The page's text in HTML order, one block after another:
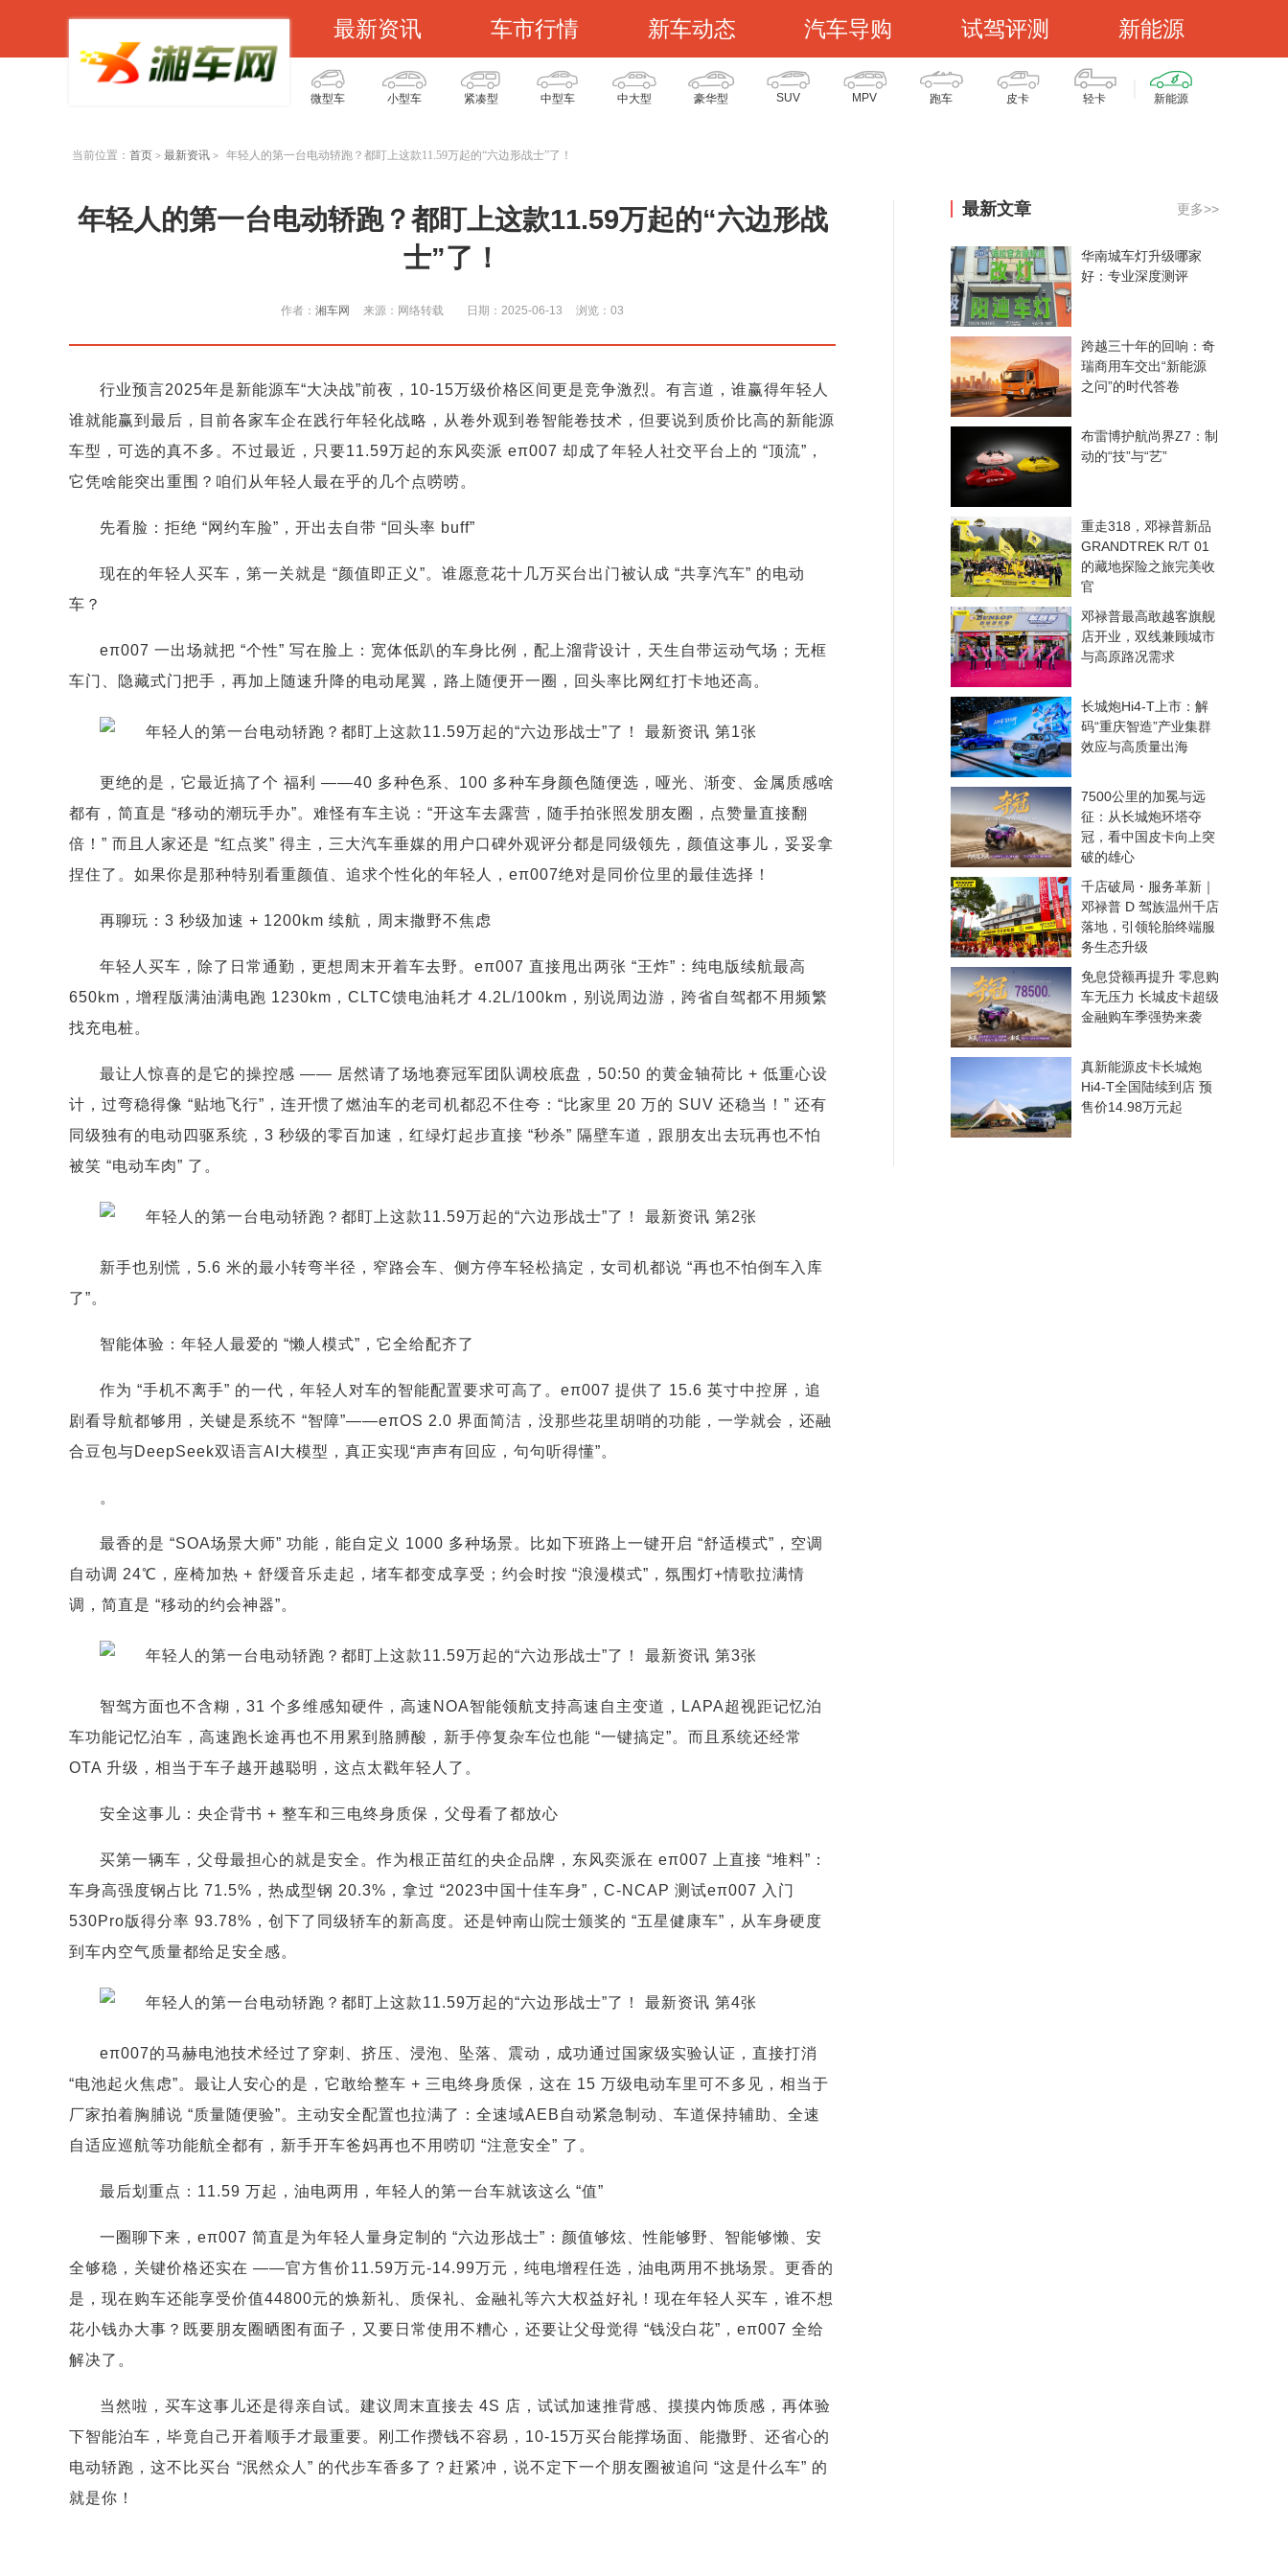
最新资讯 车市行情 新车动态 汽车导购 试驾评测 新能源
微型车 小型车 紧凑型 中型车 中大型 豪华型 SUV MPV 跑车 皮卡 轻卡 新能源
当前位置： 首页 > 最新资讯 > 年轻人的第一台电动轿跑？都盯上这款11.59万起的“六边形战士”了！
年轻人的第一台电动轿跑？都盯上这款11.59万起的“六边形战
士”了！
作者： 湘车网 来源：网络转载 日期：2025-06-13 浏览：03
行业预言2025年是新能源车“大决战”前夜，10-15万级价格区间更是竞争激烈。有言道，谁赢得年轻人
谁就能赢到最后，目前各家车企在践行年轻化战略，从卷外观到卷智能卷技术，但要说到质价比高的新能源
车型，可选的真不多。不过最近，只要11.59万起的东风奕派 eπ007 却成了年轻人社交平台上的 “顶流”，
它凭啥能突出重围？咱们从年轻人最在乎的几个点唠唠。
先看脸：拒绝 “网约车脸”，开出去自带 “回头率 buff”
现在的年轻人买车，第一关就是 “颜值即正义”。谁愿意花十几万买台出门被认成 “共享汽车” 的电动
车？
eπ007 一出场就把 “个性” 写在脸上：宽体低趴的车身比例，配上溜背设计，天生自带运动气场；无框
车门、隐藏式门把手，再加上随速升降的电动尾翼，路上随便开一圈，回头率比网红打卡地还高。
更绝的是，它最近搞了个 福利 ——40 多种色系、100 多种车身颜色随便选，哑光、渐变、金属质感啥
都有，简直是 “移动的潮玩手办”。难怪有车主说：“开这车去露营，随手拍张照发朋友圈，点赞量直接翻
倍！” 而且人家还是 “红点奖” 得主，三大汽车垂媒的用户口碑外观评分都是同级领先，颜值这事儿，妥妥拿
捏住了。如果你是那种特别看重颜值、追求个性化的年轻人，eπ007绝对是同价位里的最佳选择！
再聊玩：3 秒级加速 + 1200km 续航，周末撒野不焦虑
年轻人买车，除了日常通勤，更想周末开着车去野。eπ007 直接甩出两张 “王炸”：纯电版续航最高
650km，增程版满油满电跑 1230km，CLTC馈电油耗才 4.2L/100km，别说周边游，跨省自驾都不用频繁
找充电桩。
最让人惊喜的是它的操控感 —— 居然请了场地赛冠军团队调校底盘，50:50 的黄金轴荷比 + 低重心设
计，过弯稳得像 “贴地飞行”，连开惯了燃油车的老司机都忍不住夸：“比家里 20 万的 SUV 还稳当！” 还有
同级独有的电动四驱系统，3 秒级的零百加速，红绿灯起步直接 “秒杀” 隔壁车道，跟朋友出去玩再也不怕
被笑 “电动车肉” 了。
新手也别慌，5.6 米的最小转弯半径，窄路会车、侧方停车轻松搞定，女司机都说 “再也不怕倒车入库
了”。
智能体验：年轻人最爱的 “懒人模式”，它全给配齐了
作为 “手机不离手” 的一代，年轻人对车的智能配置要求可高了。eπ007 提供了 15.6 英寸中控屏，追
剧看导航都够用，关键是系统不 “智障”——eπOS 2.0 界面简洁，没那些花里胡哨的功能，一学就会，还融
合豆包与DeepSeek双语言AI大模型，真正实现“声声有回应，句句听得懂”。
。
最香的是 “SOA场景大师” 功能，能自定义 1000 多种场景。比如下班路上一键开启 “舒适模式”，空调
自动调 24℃，座椅加热 + 舒缓音乐走起，堵车都变成享受；约会时按 “浪漫模式”，氛围灯+情歌拉满情
调，简直是 “移动的约会神器”。
智驾方面也不含糊，31 个多维感知硬件，高速NOA智能领航支持高速自主变道，LAPA超视距记忆泊
车功能记忆泊车，高速跑长途再也不用累到胳膊酸，新手停复杂车位也能 “一键搞定”。而且系统还经常
OTA 升级，相当于车子越开越聪明，这点太戳年轻人了。
安全这事儿：央企背书 + 整车和三电终身质保，父母看了都放心
买第一辆车，父母最担心的就是安全。作为根正苗红的央企品牌，东风奕派在 eπ007 上直接 “堆料”：
车身高强度钢占比 71.5%，热成型钢 20.3%，拿过 “2023中国十佳车身”，C-NCAP 测试eπ007 入门
530Pro版得分率 93.78%，创下了同级轿车的新高度。还是钟南山院士颁奖的 “五星健康车”，从车身硬度
到车内空气质量都给足安全感。
eπ007的马赫电池技术经过了穿刺、挤压、浸泡、坠落、震动，成功通过国家级实验认证，直接打消
“电池起火焦虑”。最让人安心的是，它敢给整车 + 三电终身质保，这在 15 万级电动车里可不多见，相当于
厂家拍着胸脯说 “质量随便验”。主动安全配置也拉满了：全速域AEB自动紧急制动、车道保持辅助、全速
自适应巡航等功能航全都有，新手开车爸妈再也不用唠叨 “注意安全” 了。
最后划重点：11.59 万起，油电两用，年轻人的第一台车就该这么 “值”
一圈聊下来，eπ007 简直是为年轻人量身定制的 “六边形战士”：颜值够炫、性能够野、智能够懒、安
全够稳，关键价格还实在 ——官方售价11.59万元-14.99万元，纯电增程任选，油电两用不挑场景。更香的
是，现在购车还能享受价值44800元的焕新礼、质保礼、金融礼等六大权益好礼！现在年轻人买车，谁不想
花小钱办大事？既要朋友圈晒图有面子，又要日常使用不糟心，还要让父母觉得 “钱没白花”，eπ007 全给
解决了。
当然啦，买车这事儿还是得亲自试。建议周末直接去 4S 店，试试加速推背感、摸摸内饰质感，再体验
下智能泊车，毕竟自己开着顺手才最重要。刚工作攒钱不容易，10-15万买台能撑场面、能撒野、还省心的
电动轿跑，这不比买台 “泯然众人” 的代步车香多了？赶紧冲，说不定下一个朋友圈被追问 “这是什么车” 的
就是你！
最新文章 更多>>
华南城车灯升级哪家
好：专业深度测评
跨越三十年的回响：奇
瑞商用车交出“新能源
之问”的时代答卷
布雷博护航尚界Z7：制
动的“技”与“艺”
重走318，邓禄普新品
GRANDTREK R/T 01
的藏地探险之旅完美收
官
邓禄普最高敢越客旗舰
店开业，双线兼顾城市
与高原路况需求
长城炮Hi4-T上市：解
码“重庆智造”产业集群
效应与高质量出海
7500公里的加冕与远
征：从长城炮环塔夺
冠，看中国皮卡向上突
破的雄心
千店破局・服务革新｜
邓禄普 D 驾族温州千店
落地，引领轮胎终端服
务生态升级
免息贷额再提升 零息购
车无压力 长城皮卡超级
金融购车季强势来袭
真新能源皮卡长城炮
Hi4-T全国陆续到店 预
售价14.98万元起